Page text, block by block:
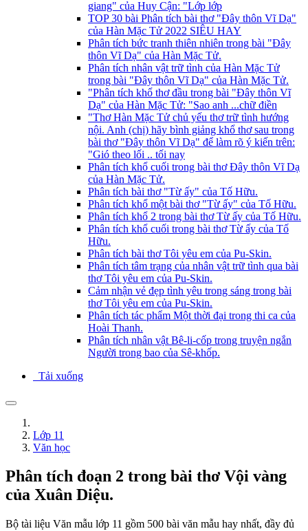
giang" của Huy Cận: "Lớp lớp
TOP 30 bài Phân tích bài thơ "Đây thôn Vĩ Dạ"
của Hàn Mặc Tử 2022 SIÊU HAY
Phân tích bức tranh thiên nhiên trong bài "Đây
thôn Vĩ Dạ" của Hàn Mặc Tử.
Phân tích nhân vật trữ tình của Hàn Mặc Tử
trong bài "Đây thôn Vĩ Dạ" của Hàn Mặc Tử.
"Phân tích khổ thơ đầu trong bài "Đây thôn Vĩ
Dạ" của Hàn Mặc Tử: "Sao anh ...chữ điền
"Thơ Hàn Mặc Tử chủ yếu thơ trữ tình hướng
nội. Anh (chị) hãy bình giảng khổ thơ sau trong
bài thơ "Đây thôn Vĩ Dạ" để làm rõ ý kiến trên:
"Gió theo lối .. tối nay
Phân tích khổ cuối trong bài thơ Đây thôn Vĩ Dạ
của Hàn Mặc Tử.
Phân tích bài thơ "Từ ấy" của Tố Hữu.
Phân tích khổ một bài thơ "Từ ấy" của Tố Hữu.
Phân tích khổ 2 trong bài thơ Từ ấy của Tố Hữu.
Phân tích khổ cuối trong bài thơ Từ ấy của Tố
Hữu.
Phân tích bài thơ Tôi yêu em của Pu-Skin.
Phân tích tâm trạng của nhân vật trữ tình qua bài
thơ Tôi yêu em của Pu-Skin.
Cảm nhận vẻ đẹp tình yêu trong sáng trong bài
thơ Tôi yêu em của Pu-Skin.
Phân tích tác phẩm Một thời đại trong thi ca của
Hoài Thanh.
Phân tích nhân vật Bê-li-cốp trong truyện ngắn
Người trong bao của Sê-khốp.
Tải xuống
Lớp 11
Văn học
Phân tích đoạn 2 trong bài thơ Vội vàng
của Xuân Diệu.
Bộ tài liệu Văn mẫu lớp 11 gồm 500 bài văn mẫu hay nhất, đầy đủ